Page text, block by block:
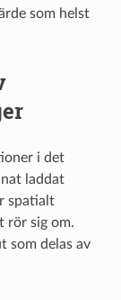
som helst
i det
laddat
spatialt
rör sig om.
som delas av